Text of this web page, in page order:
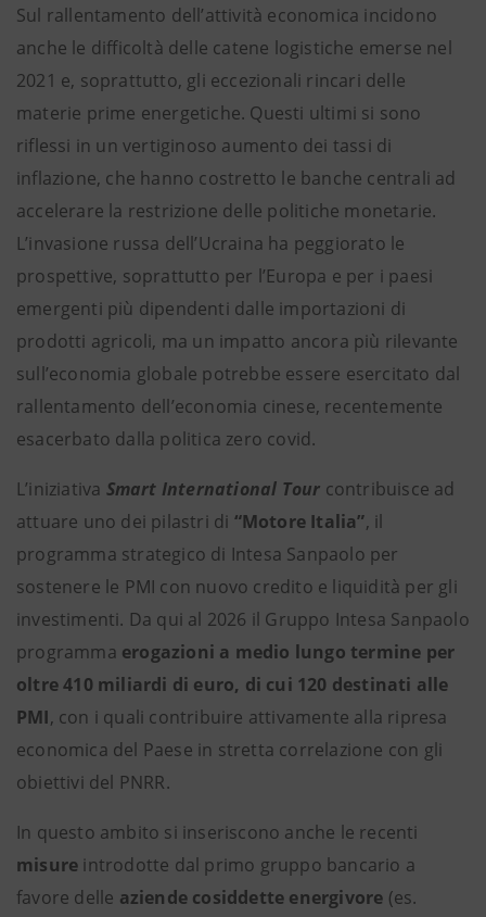
Sul rallentamento dell’attività economica incidono
anche le difficoltà delle catene logistiche emerse nel
2021 e, soprattutto, gli eccezionali rincari delle
materie prime energetiche. Questi ultimi si sono
riflessi in un vertiginoso aumento dei tassi di
inflazione, che hanno costretto le banche centrali ad
accelerare la restrizione delle politiche monetarie.
L’invasione russa dell’Ucraina ha peggiorato le
prospettive, soprattutto per l’Europa e per i paesi
emergenti più dipendenti dalle importazioni di
prodotti agricoli, ma un impatto ancora più rilevante
sull’economia globale potrebbe essere esercitato dal
rallentamento dell’economia cinese, recentemente
esacerbato dalla politica zero covid.
L’iniziativa Smart International Tour contribuisce ad
attuare uno dei pilastri di “Motore Italia”, il
programma strategico di Intesa Sanpaolo per
sostenere le PMI con nuovo credito e liquidità per gli
investimenti. Da qui al 2026 il Gruppo Intesa Sanpaolo
programma erogazioni a medio lungo termine per
oltre 410 miliardi di euro, di cui 120 destinati alle
PMI, con i quali contribuire attivamente alla ripresa
economica del Paese in stretta correlazione con gli
obiettivi del PNRR.
In questo ambito si inseriscono anche le recenti
misure introdotte dal primo gruppo bancario a
favore delle aziende cosiddette energivore (es.